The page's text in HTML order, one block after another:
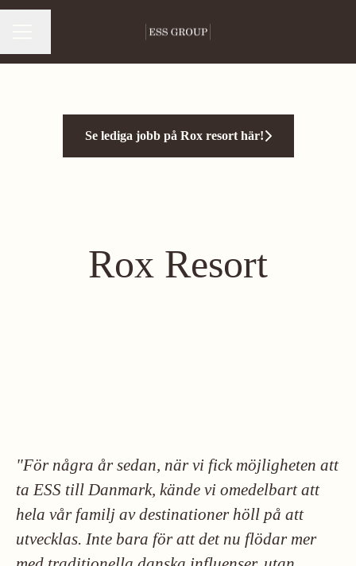
Se lediga jobb på Rox resort här!
Rox Resort
"För några år sedan, när vi fick möjligheten att
ta ESS till Danmark, kände vi omedelbart att
hela vår familj av destinationer höll på att
utvecklas. Inte bara för att det nu flödar mer